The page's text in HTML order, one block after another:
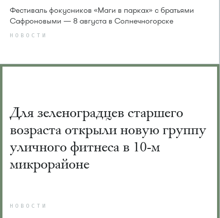
Фестиваль фокусников «Маги в парках» с братьями
Сафроновыми — 8 августа в Солнечногорске
НОВОСТИ
Для зеленоградцев старшего
возраста открыли новую группу
уличного фитнеса в 10-м
микрорайоне
НОВОСТИ